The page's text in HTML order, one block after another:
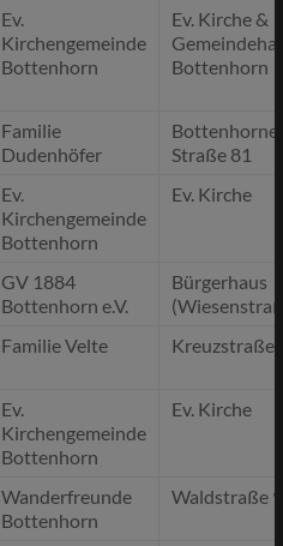
Ev.
Kirchengemeinde
Bottenhorn
Ev. Kirche &
Bottenhorn
Familie
Dudenhöfer
Straße 81
Ev.
Kirchengemeinde
Bottenhorn
Ev. Kirche
GV 1884
Bottenhorn e.V.
Bürgerhaus
Familie Velte Kreuzstraße
Ev.
Kirchengemeinde
Bottenhorn
Ev. Kirche
Wanderfreunde
Bottenhorn
Waldstraße 9